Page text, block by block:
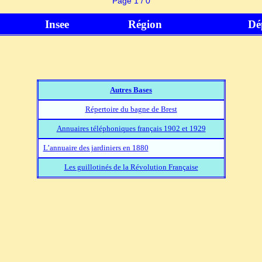
Insee Région
Autres Bases
Répertoire du bagne de Brest
Annuaires téléphoniques français 1902 et 1929
L’annuaire des jardiniers en 1880
Les guillotinés de la Révolution Française